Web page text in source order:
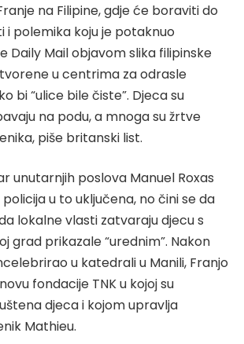
na Filipine, gdje će boraviti do
i polemika koju je potaknuo
Daily Mail objavom slika filipinske
u centrima za odrasle
bi “ulice bile čiste”. Djeca su
na podu, a mnoga su žrtve
piše britanski list.
unutarnjih poslova Manuel Roxas
u to uključena, no čini se da
lokalne vlasti zatvaraju djecu s
grad prikazale “urednim”. Nakon
u katedrali u Manili, Franjo
fondacije TNK u kojoj su
djeca i kojom upravlja
Mathieu.